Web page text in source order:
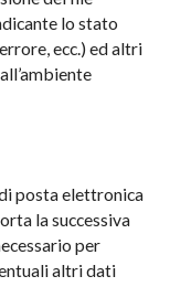
lo stato
ecc.) ed altri
posta elettronica
la successiva
per
altri dati